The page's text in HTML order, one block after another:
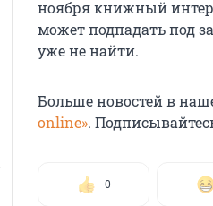
ноября книжный
может подпадать под
уже не найти.
Больше новостей в
online».
0